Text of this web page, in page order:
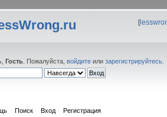
[
Гость . Пожалуйста, войдите или зарегистрируйтесь
Поиск Вход Регистрация